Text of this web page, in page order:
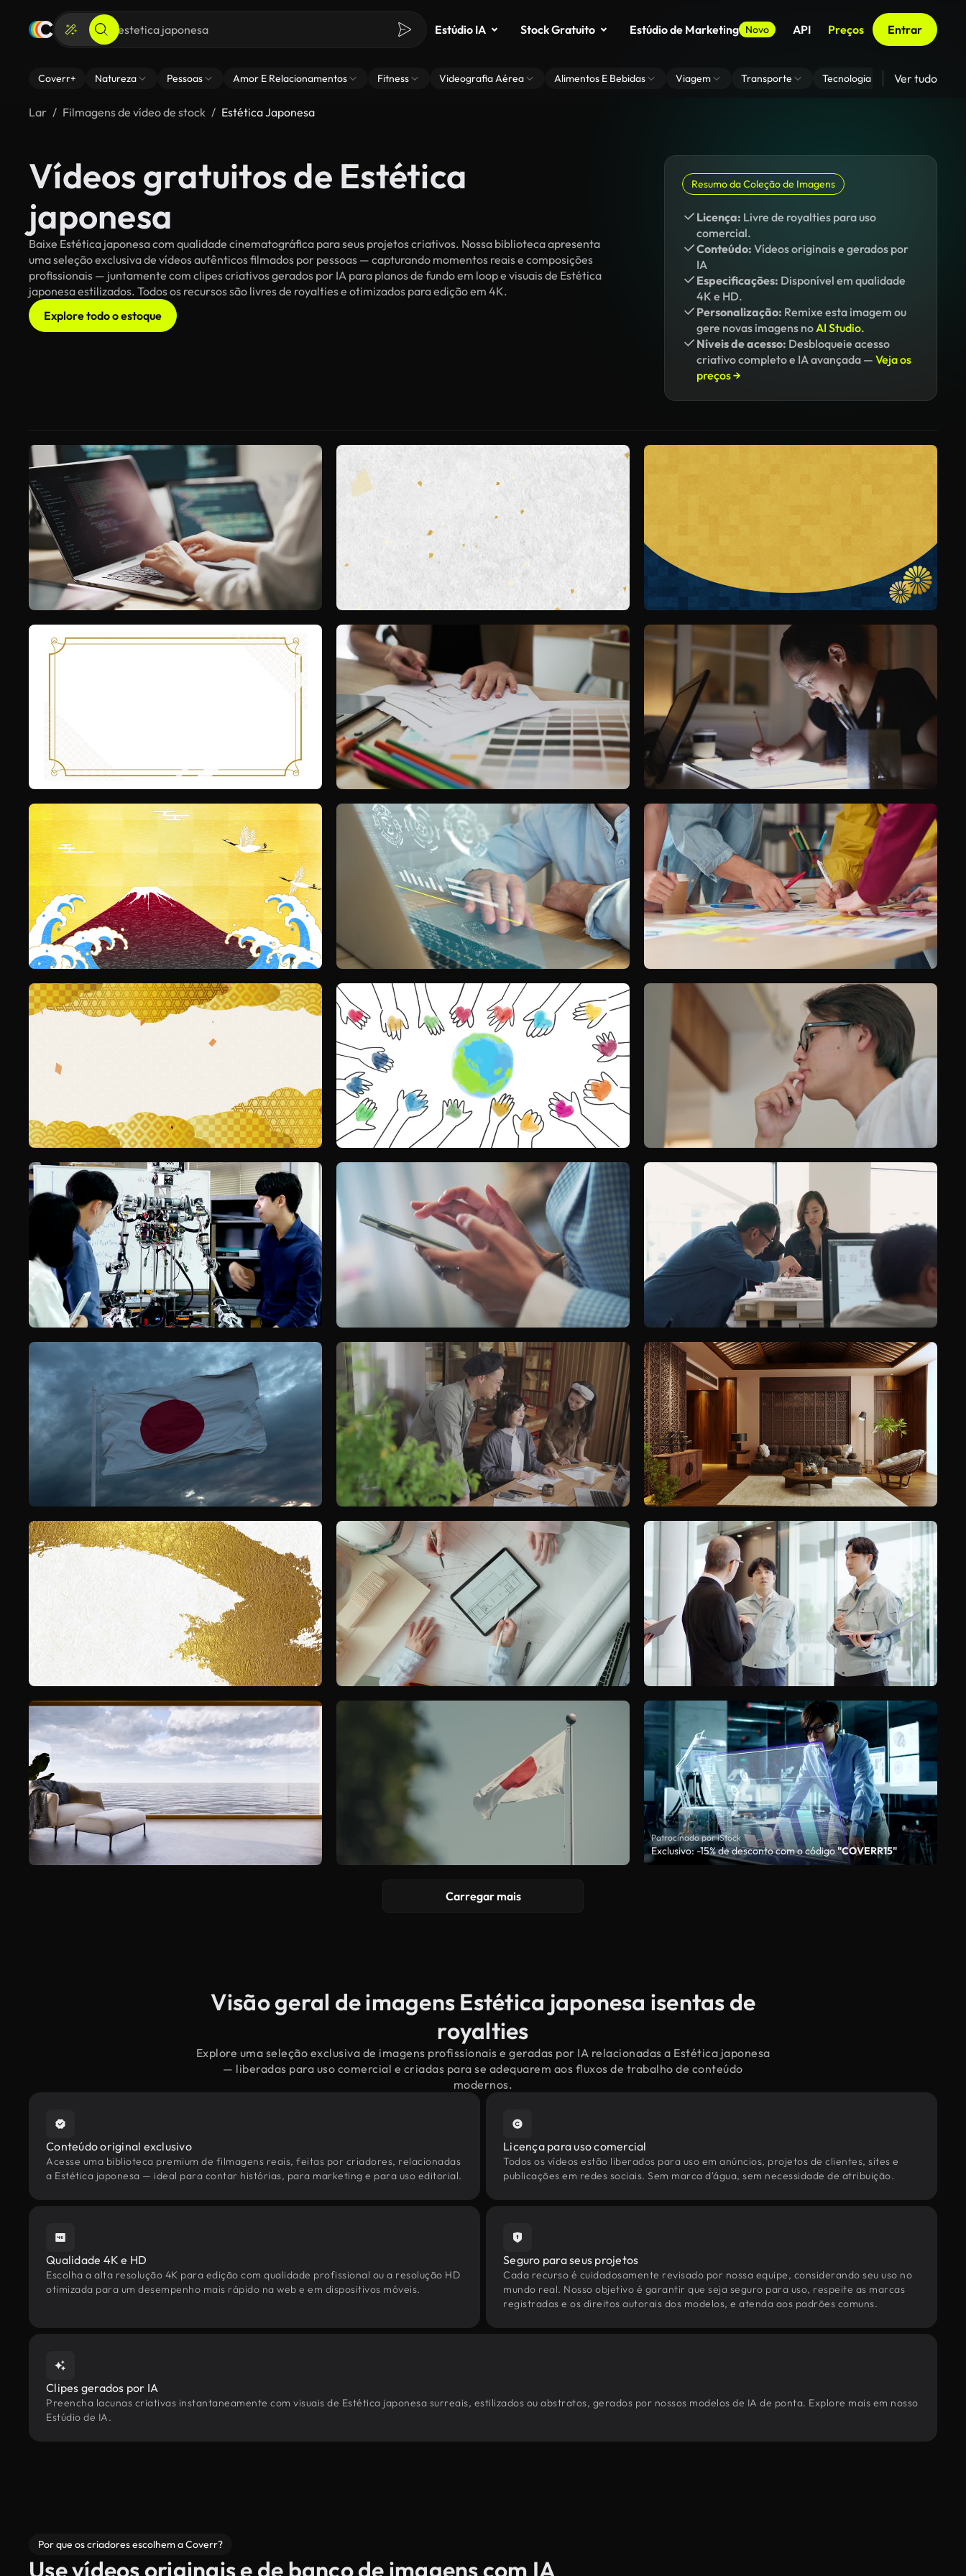
Estúdio IA Stock Gratuito Estúdio de Marketing Novo API Preços Entrar
Coverr+ Natureza Pessoas Amor E Relacionamentos Fitness Videografia Aérea Alimentos E Bebidas Viagem Transporte Tecnologia Zoom De
Ver tudo
Lar Filmagens de vídeo de stock Estética Japonesa
Vídeos gratuitos de Estética
japonesa
Baixe Estética japonesa com qualidade cinematográfica para seus projetos criativos. Nossa biblioteca apresenta
uma seleção exclusiva de vídeos autênticos filmados por pessoas — capturando momentos reais e composições
profissionais — juntamente com clipes criativos gerados por IA para planos de fundo em loop e visuais de Estética
japonesa estilizados. Todos os recursos são livres de royalties e otimizados para edição em 4K.
Explore todo o estoque
Resumo da Coleção de Imagens
Licença: Livre de royalties para uso
comercial.
Conteúdo: Vídeos originais e gerados por
IA
Especificações: Disponível em qualidade
4K e HD.
Personalização: Remixe esta imagem ou
gere novas imagens noAI Studio.
Níveis de acesso: Desbloqueie acesso
criativo completo e IA avançada — Veja os
preços →
Patrocinado por iStock
Exclusivo: -15% de desconto com o código"COVERR15"
Carregar mais
Visão geral de imagens Estética japonesa isentas de
royalties
Explore uma seleção exclusiva de imagens profissionais e geradas por IA relacionadas a Estética japonesa
— liberadas para uso comercial e criadas para se adequarem aos fluxos de trabalho de conteúdo
modernos.
Conteúdo original exclusivo
Acesse uma biblioteca premium de filmagens reais, feitas por criadores, relacionadas
a Estética japonesa — ideal para contar histórias, para marketing e para uso editorial.
Licença para uso comercial
Todos os vídeos estão liberados para uso em anúncios, projetos de clientes, sites e
publicações em redes sociais. Sem marca d'água, sem necessidade de atribuição.
Qualidade 4K e HD
Escolha a alta resolução 4K para edição com qualidade profissional ou a resolução HD
otimizada para um desempenho mais rápido na web e em dispositivos móveis.
Seguro para seus projetos
Cada recurso é cuidadosamente revisado por nossa equipe, considerando seu uso no
mundo real. Nosso objetivo é garantir que seja seguro para uso, respeite as marcas
registradas e os direitos autorais dos modelos, e atenda aos padrões comuns.
Clipes gerados por IA
Preencha lacunas criativas instantaneamente com visuais de Estética japonesa surreais, estilizados ou abstratos, gerados por nossos modelos de IA de ponta. Explore mais em nosso
Estúdio de IA.
Por que os criadores escolhem a Coverr?
Use vídeos originais e de banco de imagens com IA